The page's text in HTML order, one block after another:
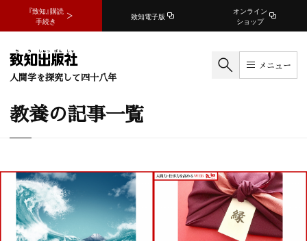
『致知』購読
手続き
致知電子版
オンライン
ショップ
人間学を探究して四十八年
メニュー
教養の記事一覧